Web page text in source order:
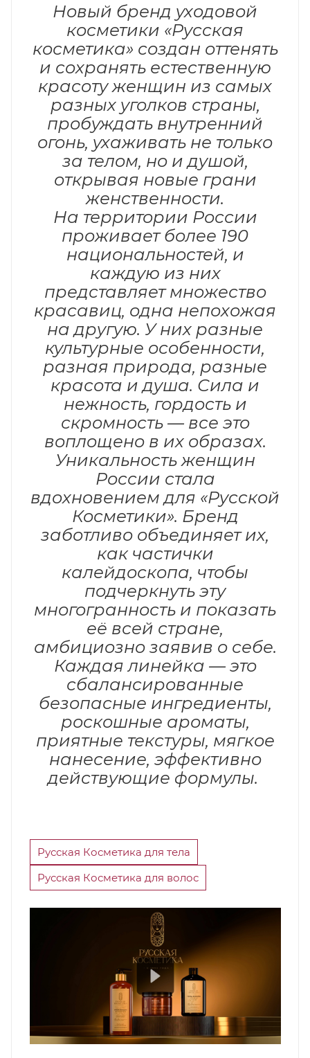
Новый бренд уходовой
косметики «Русская
косметика» создан оттенять
и сохранять естественную
красоту женщин из самых
разных уголков страны,
пробуждать внутренний
огонь, ухаживать не только
за телом, но и душой,
открывая новые грани
женственности.
На территории России
проживает более 190
национальностей, и
каждую из них
представляет множество
красавиц, одна непохожая
на другую. У них разные
культурные особенности,
разная природа, разные
красота и душа. Сила и
нежность, гордость и
скромность — все это
воплощено в их образах.
Уникальность женщин
России стала
вдохновением для «Русской
Косметики». Бренд
заботливо объединяет их,
как частички
калейдоскопа, чтобы
подчеркнуть эту
многогранность и показать
её всей стране,
амбициозно заявив о себе.
Каждая линейка — это
сбалансированные
безопасные ингредиенты,
роскошные ароматы,
приятные текстуры, мягкое
нанесение, эффективно
действующие формулы.
Русская Косметика для тела
Русская Косметика для волос